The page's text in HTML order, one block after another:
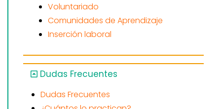
Voluntariado
Comunidades de Aprendizaje
Inserción laboral
Dudas Frecuentes
Dudas Frecuentes